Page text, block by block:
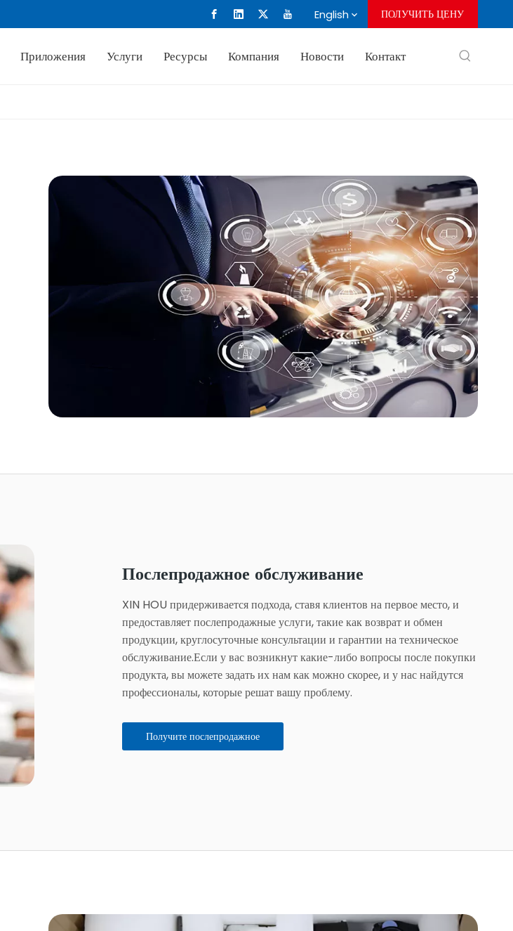
English ПОЛУЧИТЬ ЦЕНУ
Приложения Услуги Ресурсы Компания Новости Контакт
Послепродажное обслуживание
XIN HOU придерживается подхода, ставя клиентов на первое место, и
предоставляет послепродажные услуги, такие как возврат и обмен
продукции, круглосуточные консультации и гарантии на техническое
обслуживание.Если у вас возникнут какие-либо вопросы после покупки
продукта, вы можете задать их нам как можно скорее, и у нас найдутся
профессионалы, которые решат вашу проблему.
Получите послепродажное